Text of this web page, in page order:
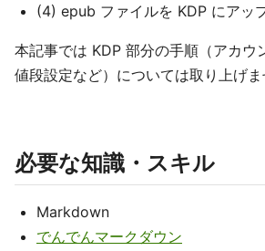
(4) epub ファイルを KDP にアッ
本記事では KDP 部分の手順（アカウ
値段設定など）については取り上げま
必要な知識・スキル
Markdown
でんでんマークダウン